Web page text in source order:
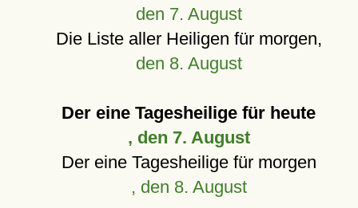
den 7. August
Die Liste aller Heiligen für morgen,
den 8. August
Der eine Tagesheilige für heute
, den 7. August
Der eine Tagesheilige für morgen
, den 8. August